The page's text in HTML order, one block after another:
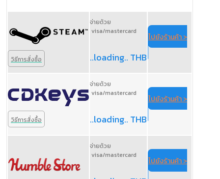
วิธีการสั่งซื้อ
จ่ายด้วย
visa/mastercard
..loading.. THB
ไปยังร้านค้า >
วิธีการสั่งซื้อ
จ่ายด้วย
visa/mastercard
..loading.. THB
ไปยังร้านค้า >
จ่ายด้วย
visa/mastercard
ไปยังร้านค้า >